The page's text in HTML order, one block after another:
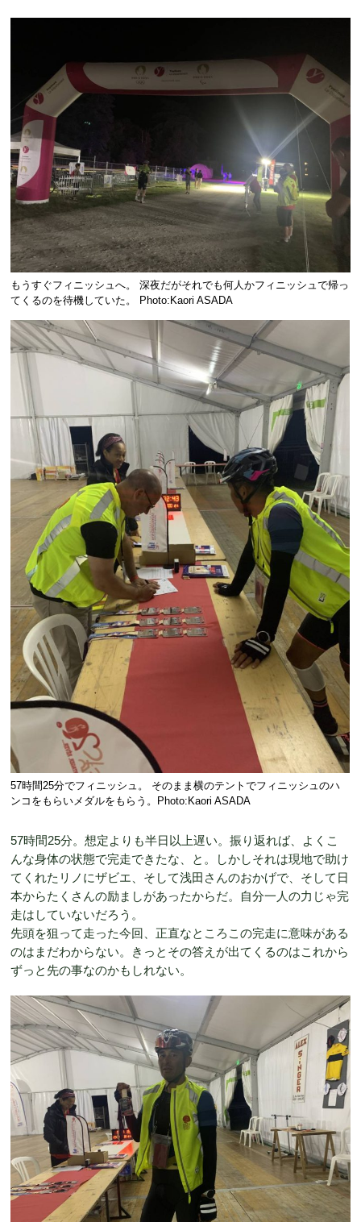
もうすぐフィニッシュへ。 深夜だがそれでも何人かフィニッシュで帰っ
てくるのを待機していた。 Photo:Kaori ASADA
57時間25分でフィニッシュ。 そのまま横のテントでフィニッシュのハ
ンコをもらいメダルをもらう。Photo:Kaori ASADA
57時間25分。想定よりも半日以上遅い。振り返れば、よくこ
んな身体の状態で完走できたな、と。しかしそれは現地で助け
てくれたリノにザビエ、そして浅田さんのおかげで、そして日
本からたくさんの励ましがあったからだ。自分一人の力じゃ完
走はしていないだろう。
先頭を狙って走った今回、正直なところこの完走に意味がある
のはまだわからない。きっとその答えが出てくるのはこれから
ずっと先の事なのかもしれない。